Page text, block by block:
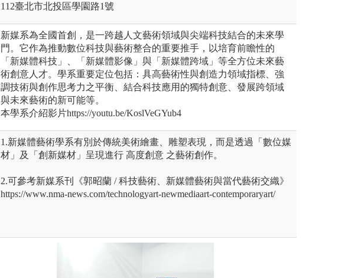
112臺北市北投區學園路1號
新媒系為全國首創，是一跨越人文藝術領域與尖端科技結合的未來學
門。它作為推動數位科技與藝術整合的重要推手，以培育前瞻性的
「新媒體科技」、「新媒體影像」與「新媒體跨域」等全方位未來藝
術創意人才。學系重要定位包括：具高藝術性與創造力領域指標、強
調技術與創作思考力之平衡、結合科技應用的獨特創意、發展跨領域
與未來藝術的新可能等。
本學系介紹影片https://youtu.be/KoslVeGYub4
1.新媒體藝術學系有別於傳統美術繪畫、雕塑表現，而是透過「數位媒
材」及「創新媒材」呈現進行 高度創意 之藝術創作。
2.可參考新媒系刊《郭昭蘭 / 科技藝術、新媒體藝術與當代藝術交織》
https://www.nma-news.com/technologyart-newmediaart-contemporaryart/